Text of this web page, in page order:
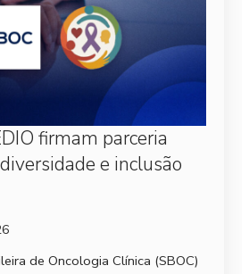
firmam parceria
e inclusão
de Oncologia Clínica (SBOC)